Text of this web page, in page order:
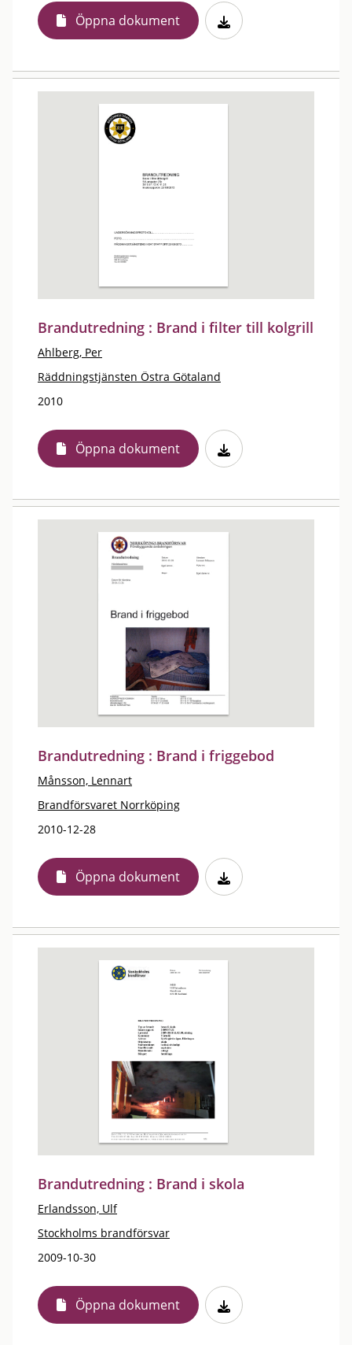
Öppna dokument
Brandutredning : Brand i filter till kolgrill
Ahlberg, Per
Räddningstjänsten Östra Götaland
2010
Öppna dokument
Brandutredning : Brand i friggebod
Månsson, Lennart
Brandförsvaret Norrköping
2010-12-28
Öppna dokument
Brandutredning : Brand i skola
Erlandsson, Ulf
Stockholms brandförsvar
2009-10-30
Öppna dokument